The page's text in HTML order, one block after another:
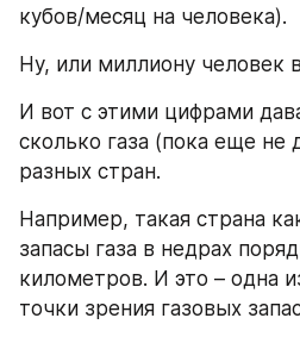
кубов/месяц на человека).
Ну, или миллиону человек
И вот с этими цифрами
сколько газа (пока еще не
разных стран.
Например, такая страна
запасы газа в недрах
километров. И это – одна
точки зрения газовых